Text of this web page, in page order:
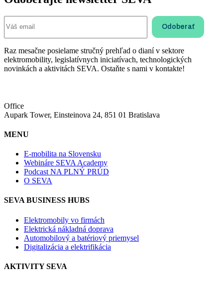
Raz mesačne posielame stručný prehľad o dianí v sektore
elektromobility, legislatívnych iniciatívach, technologických
novinkách a aktivitách SEVA. Ostaňte s nami v kontakte!
Office
Aupark Tower, Einsteinova 24, 851 01 Bratislava
MENU
E-mobilita na Slovensku
Webináre SEVA Academy
Podcast NA PLNÝ PRÚD
O SEVA
SEVA BUSINESS HUBS
Elektromobily vo firmách
Elektrická nákladná doprava
Automobilový a batériový priemysel
Digitalizácia a elektrifikácia
AKTIVITY SEVA